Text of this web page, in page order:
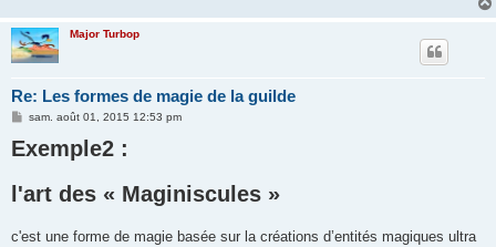
Major Turbop
Re: Les formes de magie de la guilde
M
s
s
e
sam. août 01, 2015 12:53 pm
Exemple2 :
l'art des « Maginiscules »
c'est une forme de magie basée sur la créations d’entités magiques ultra